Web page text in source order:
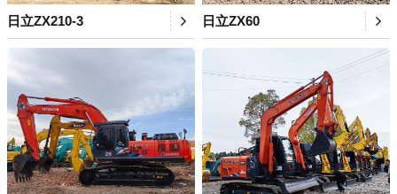
日立ZX210-3 日立ZX60